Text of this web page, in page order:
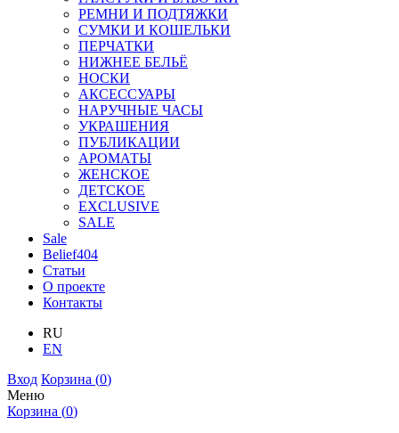
РЕМНИ И ПОДТЯЖКИ
СУМКИ И КОШЕЛЬКИ
ПЕРЧАТКИ
НИЖНЕЕ БЕЛЬЁ
НОСКИ
АКСЕССУАРЫ
НАРУЧНЫЕ ЧАСЫ
УКРАШЕНИЯ
ПУБЛИКАЦИИ
АРОМАТЫ
ЖЕНСКОЕ
ДЕТСКОЕ
EXCLUSIVE
SALE
Sale
Belief404
Статьи
О проекте
Контакты
RU
EN
Вход Корзина (0)
Меню
Корзина (0)